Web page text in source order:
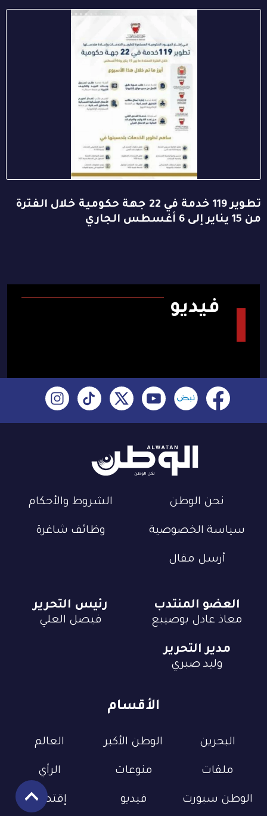
تطوير 119 خدمة في 22 جهة حكومية خلال الفترة
من 15 يناير إلى 6 أغسطس الجاري
فيديو
نحن الوطن الشروط والأحكام
سياسة الخصوصية وظائف شاغرة
أرسل مقال
الأقسام
البحرين الوطن الأكبر العالم
ملفات منوعات الرأي
الوطن سبورت فيديو إقتصاد
العضو المنتدب
معاذ عادل بوصيبع
رئيس التحرير
فيصل العلي
مدير التحرير
وليد صبري